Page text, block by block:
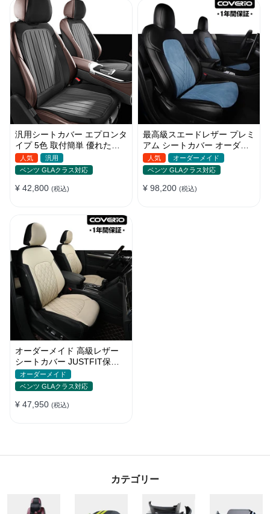
汎用シートカバー エプロンタ
イプ 5色 取付簡単 優れた耐
摩耗性 おしゃれ 軽/普自動車
人気
汎用
ベンツ GLAクラス対応
¥ 42,800 (税込)
最高級スエードレザー プレミ
アム シートカバー オーダー
メイド かわいい 全車種対応
人気
オーダーメイド
ベンツ GLAクラス対応
¥ 98,200 (税込)
オーダーメイド 高級レザー
シートカバー JUSTFIT保証
防汚・防水 おしゃれ 全席セ
ット
オーダーメイド
ベンツ GLAクラス対応
¥ 47,950 (税込)
カテゴリー